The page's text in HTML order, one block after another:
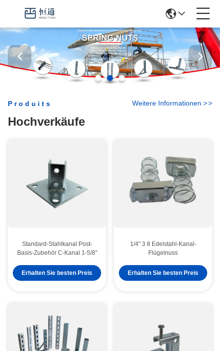
Produits
Hochverkäufe
Weitere Informationen >>
Standard-Stahlkanal Post-
Basis-Zubehör C-Kanal 1-5/8"
Erhalten Sie besten Preis
1/4" 3 8 Edelstahl-Kanal-
Flügelnuss
Erhalten Sie besten Preis